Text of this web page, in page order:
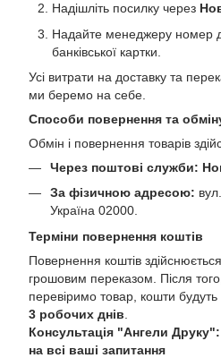
Надішліть посилку через
Надайте менеджеру номер
банківської картки.
Усі витрати на доставку та
ми беремо на себе.
Способи повернення та
Обмін і повернення товарів
Через поштові служби:
За фізичною адресою:
Україна 02000.
Терміни повернення коштів
Повернення коштів
грошовим переказом. Після
перевіримо товар, кошти
3 робочих днів
Консультація "Ангели
на всі ваші запитання